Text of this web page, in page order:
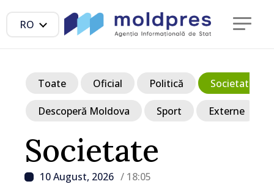
RO
Societate
10 August, 2026 / 18:05
Toate Oficial Politică Societate
Descoperă Moldova Sport Externe